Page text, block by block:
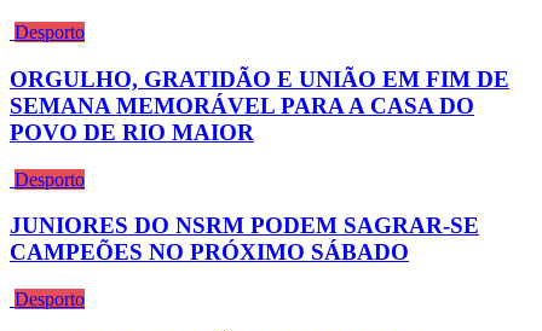
Desporto
ORGULHO, GRATIDÃO E UNIÃO EM FIM DE
SEMANA MEMORÁVEL PARA A CASA DO
POVO DE RIO MAIOR
Desporto
JUNIORES DO NSRM PODEM SAGRAR-SE
CAMPEÕES NO PRÓXIMO SÁBADO
Desporto